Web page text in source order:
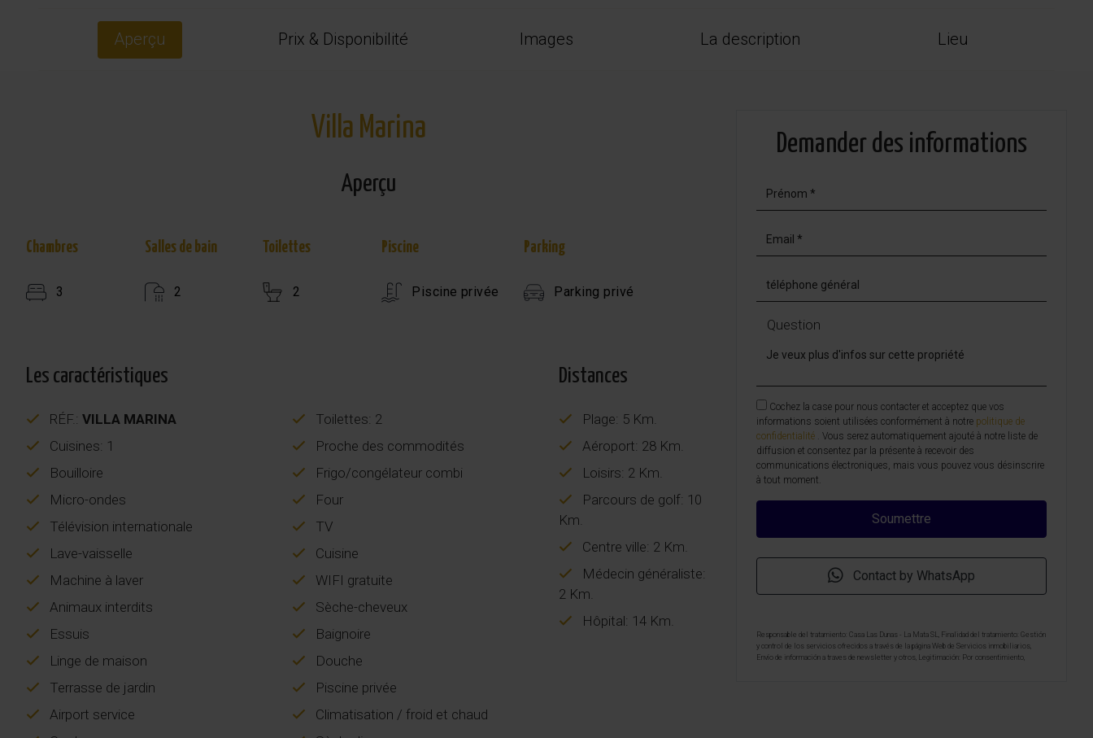
Aperçu Prix & Disponibilité Images La description Lieu
Villa Marina
Aperçu
Chambres
3
Salles de bain
2
Toilettes
2
Piscine
Piscine privée
Parking
Parking privé
Les caractéristiques
RÉF.: VILLA MARINA
Toilettes: 2
Cuisines: 1
Proche des commodités
Bouilloire
Frigo/congélateur combi
Micro-ondes
Four
Télévision internationale
TV
Lave-vaisselle
Cuisine
Machine à laver
WIFI gratuite
Animaux interdits
Sèche-cheveux
Essuis
Baignoire
Linge de maison
Douche
Terrasse de jardin
Piscine privée
Airport service
Climatisation / froid et chaud
Distances
Plage: 5 Km.
Aéroport: 28 Km.
Loisirs: 2 Km.
Parcours de golf: 10
Km.
Centre ville: 2 Km.
Médecin généraliste:
2 Km.
Hôpital: 14 Km.
Demander des informations
Question
Cochez la case pour nous contacter et acceptez que vos
informations soient utilisées conformément à notre politique de
confidentialité
. Vous serez automatiquement ajouté à notre liste de
diffusion et consentez par la présente à recevoir des
communications électroniques, mais vous pouvez vous désinscrire
à tout moment.
Contact by WhatsApp
Responsable del tratamiento: Casa Las Dunas - La Mata SL, Finalidad del tratamiento: Gestión
y control de los servicios ofrecidos a través de la página Web de Servicios inmobiliarios,
Envío de información a traves de newsletter y otros, Legitimación: Por consentimiento,